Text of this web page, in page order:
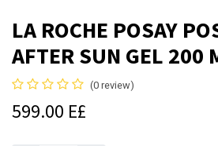
LA ROCHE POSAY
AFTER SUN GEL 200
(0 review)
599.00 E£